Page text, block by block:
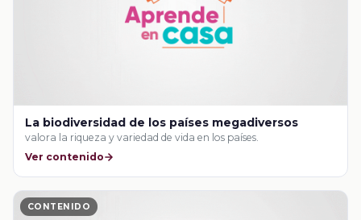
La biodiversidad de los países megadiversos
valora la riqueza y variedad de vida en los países.
Ver contenido
CONTENIDO